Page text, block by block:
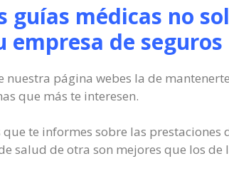
guías médicas no
empresa de seguros
nuestra página webes la de
que más te interesen.
que te informes sobre las
salud de otra son mejores que los de